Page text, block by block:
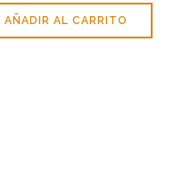
AÑADIR AL CARRITO